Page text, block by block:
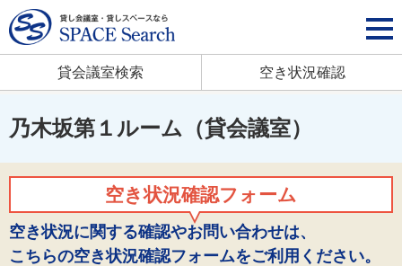
貸会議室検索 空き状況確認
乃木坂第１ルーム（貸会議室）
空き状況確認フォーム
空き状況に関する確認やお問い合わせは、
こちらの空き状況確認フォームをご利用ください。